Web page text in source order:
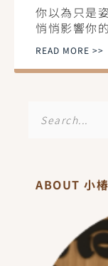
你以為只是
悄悄影響你的
READ MORE >>
ABOUT 小椿